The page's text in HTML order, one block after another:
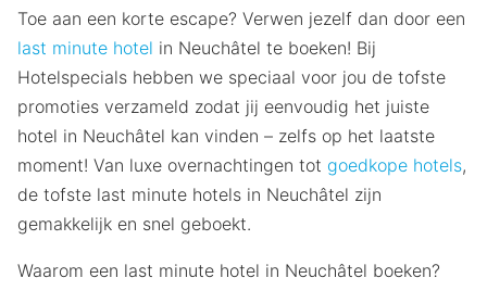
Toe aan een korte escape? Verwen jezelf dan door een
last minute hotel in Neuchâtel te boeken! Bij
Hotelspecials hebben we speciaal voor jou de tofste
promoties verzameld zodat jij eenvoudig het juiste
hotel in Neuchâtel kan vinden – zelfs op het laatste
moment! Van luxe overnachtingen tot goedkope hotels,
de tofste last minute hotels in Neuchâtel zijn
gemakkelijk en snel geboekt.
Waarom een last minute hotel in Neuchâtel boeken?